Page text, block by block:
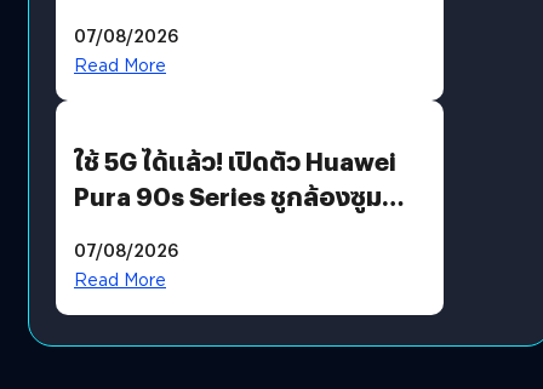
บริโภคและ B2B
07/08/2026
Read More
ใช้ 5G ได้แล้ว! เปิดตัว Huawei
Pura 90s Series ชูกล้องซูม
07/08/2026
Read More